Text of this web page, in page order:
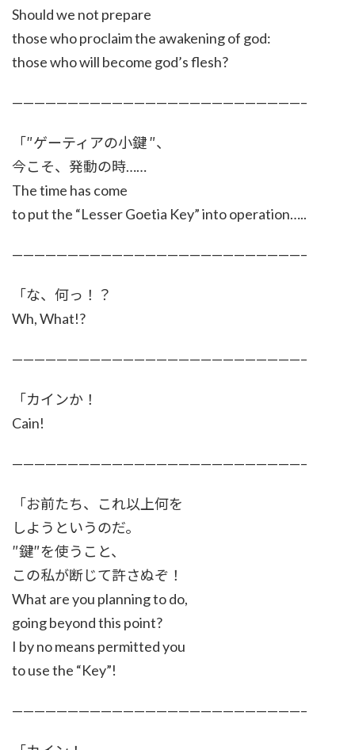
Should we not prepare
those who proclaim the awakening of god:
those who will become god’s flesh?
——————————————————————————–
「″ゲーティアの小鍵 ″、
今こそ、発動の時……
The time has come
to put the “Lesser Goetia Key” into operation…..
——————————————————————————–
「な、何っ！？
Wh, What!?
——————————————————————————–
「カインか！
Cain!
——————————————————————————–
「お前たち、これ以上何を
しようというのだ。
″鍵″を使うこと、
この私が断じて許さぬぞ！
What are you planning to do,
going beyond this point?
I by no means permitted you
to use the “Key”!
——————————————————————————–